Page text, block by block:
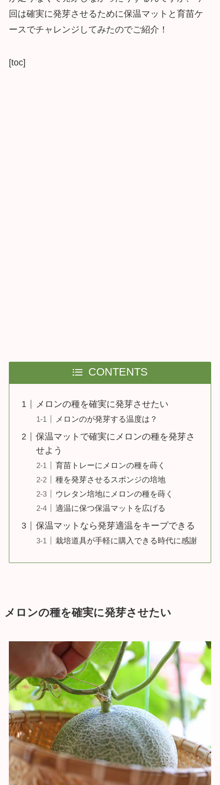
回は確実に発芽させるために保温マットと育苗ケ
ースでチャレンジしてみたのでご紹介！
[toc]
CONTENTS
メロンの種を確実に発芽させたい
メロンのが発芽する温度は？
保温マットで確実にメロンの種を発芽さ
せよう
育苗トレーにメロンの種を蒔く
種を発芽させるスポンジの培地
ウレタン培地にメロンの種を蒔く
適温に保つ保温マットを広げる
保温マットなら発芽適温をキープできる
栽培道具が手軽に購入できる時代に感謝
メロンの種を確実に発芽させたい